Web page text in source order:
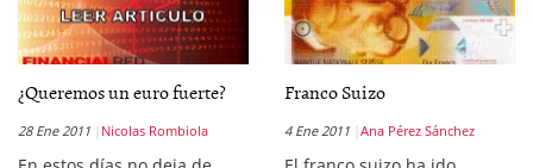
¿Queremos un euro fuerte?
28 Ene 2011 Nicolas Rombiola
Franco Suizo
4 Ene 2011 Ana Pérez Sánchez